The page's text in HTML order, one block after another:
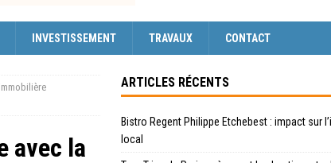
INVESTISSEMENT TRAVAUX CONTACT
avec la
ARTICLES RÉCENTS
Bistro Regent Philippe Etchebest : impact sur
local